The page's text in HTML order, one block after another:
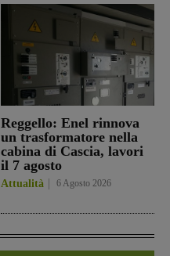
Reggello: Enel rinnova
un trasformatore nella
cabina di Cascia, lavori
il 7 agosto
Attualità 6 Agosto 2026